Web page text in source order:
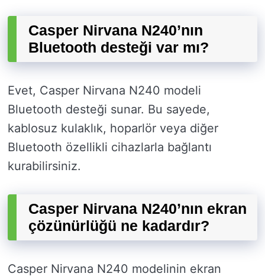
Casper Nirvana N240’nın
Bluetooth desteği var mı?
Evet, Casper Nirvana N240 modeli
Bluetooth desteği sunar. Bu sayede,
kablosuz kulaklık, hoparlör veya diğer
Bluetooth özellikli cihazlarla bağlantı
kurabilirsiniz.
Casper Nirvana N240’nın ekran
çözünürlüğü ne kadardır?
Casper Nirvana N240 modelinin ekran